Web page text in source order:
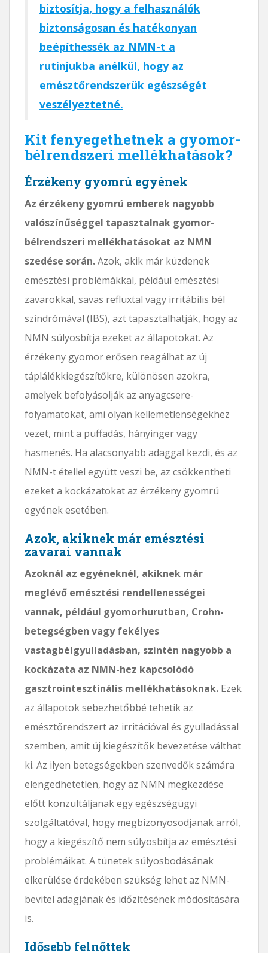
biztosítja, hogy a felhasználók
biztonságosan és hatékonyan
beépíthessék az NMN-t a
rutinjukba anélkül, hogy az
emésztőrendszerük egészségét
veszélyeztetné.
Kit fenyegethetnek a gyomor-
bélrendszeri mellékhatások?
Érzékeny gyomrú egyének
Az érzékeny gyomrú emberek nagyobb
valószínűséggel tapasztalnak gyomor-
bélrendszeri mellékhatásokat az NMN
szedése során.Azok, akik már küzdenek
emésztési problémákkal, például emésztési
zavarokkal, savas refluxtal vagy irritábilis bél
szindrómával (IBS), azt tapasztalhatják, hogy az
NMN súlyosbítja ezeket az állapotokat. Az
érzékeny gyomor erősen reagálhat az új
táplálékkiegészítőkre, különösen azokra,
amelyek befolyásolják az anyagcsere-
folyamatokat, ami olyan kellemetlenségekhez
vezet, mint a puffadás, hányinger vagy
hasmenés. Ha alacsonyabb adaggal kezdi, és az
NMN-t étellel együtt veszi be, az csökkentheti
ezeket a kockázatokat az érzékeny gyomrú
egyének esetében.
Azok, akiknek már emésztési
zavarai vannak
Azoknál az egyéneknél, akiknek már
meglévő emésztési rendellenességei
vannak, például gyomorhurutban, Crohn-
betegségben vagy fekélyes
vastagbélgyulladásban, szintén nagyobb a
kockázata az NMN-hez kapcsolódó
gasztrointesztinális mellékhatásoknak. Ezek
az állapotok sebezhetőbbé tehetik az
emésztőrendszert az irritációval és gyulladással
szemben, amit új kiegészítők bevezetése válthat
ki. Az ilyen betegségekben szenvedők számára
elengedhetetlen, hogy az NMN megkezdése
előtt konzultáljanak egy egészségügyi
szolgáltatóval, hogy megbizonyosodjanak arról,
hogy a kiegészítő nem súlyosbítja az emésztési
problémáikat. A tünetek súlyosbodásának
elkerülése érdekében szükség lehet az NMN-
bevitel adagjának és időzítésének módosítására
is.
Idősebb felnőttek